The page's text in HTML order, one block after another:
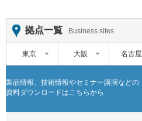
拠点一覧 Business sites
東京 大阪 名古屋
製品情報、技術情報やセミナー講演などの
資料ダウンロードはこちらから